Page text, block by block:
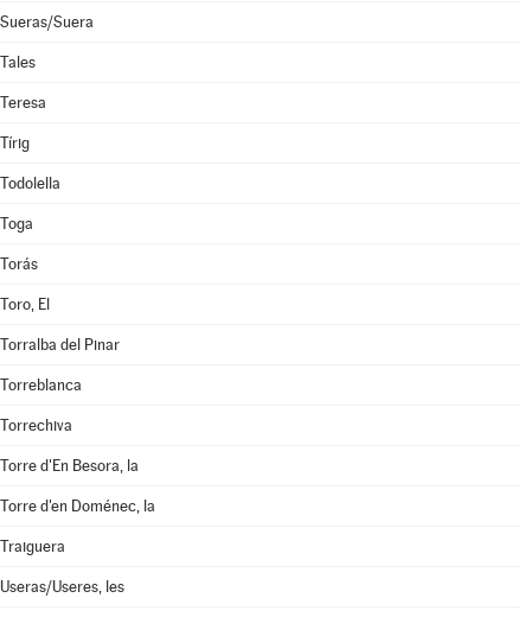
Sueras/Suera
Tales
Teresa
Tírig
Todolella
Toga
Torás
Toro, El
Torralba del Pinar
Torreblanca
Torrechiva
Torre d'En Besora, la
Torre d'en Doménec, la
Traiguera
Useras/Useres, les